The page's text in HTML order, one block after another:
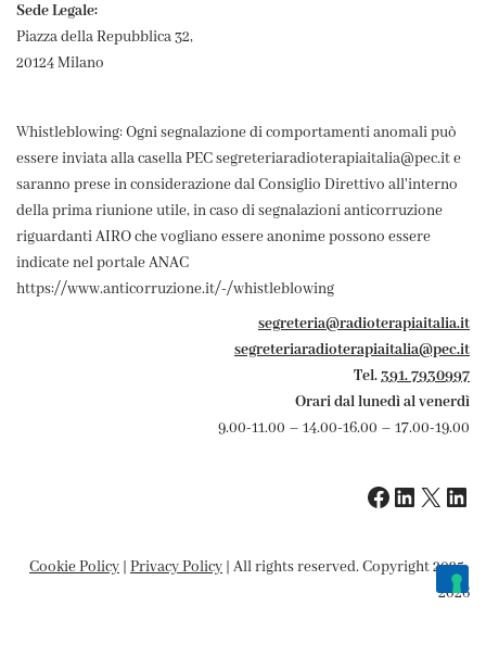
Sede Legale:
Piazza della Repubblica 32,
20124 Milano
Whistleblowing: Ogni segnalazione di comportamenti anomali può
essere inviata alla casella PEC segreteriaradioterapiaitalia@pec.it e
saranno prese in considerazione dal Consiglio Direttivo all'interno
della prima riunione utile, in caso di segnalazioni anticorruzione
riguardanti AIRO che vogliano essere anonime possono essere
indicate nel portale ANAC
https://www.anticorruzione.it/-/whistleblowing
segreteria@radioterapiaitalia.it
segreteriaradioterapiaitalia@pec.it
Tel.391. 7930997
Orari dal lunedì al venerdì
9.00-11.00 – 14.00-16.00 – 17.00-19.00
Cookie Policy | Privacy Policy | All rights reserved. Copyright 2025-
2026